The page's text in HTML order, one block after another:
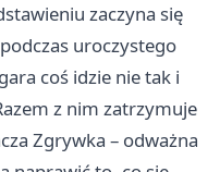
zaczyna się
uroczystego
coś idzie nie tak i
z nim zatrzymuje
Zgrywka – odważna